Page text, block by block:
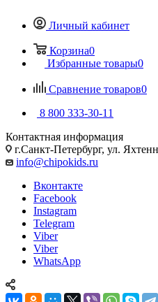
Личный кабинет
Корзина0
Избранные товары0
Сравнение товаров0
8 800 333-30-11
Контактная информация
г.Санкт-Петербург, ул.
info@chipokids.ru
Вконтакте
Facebook
Instagram
Telegram
Viber
Viber
WhatsApp